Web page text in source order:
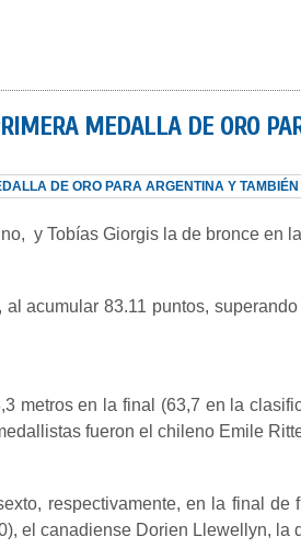
MEDALLA DE ORO
y Tobías Giorgis la de bronce
acumular 83.11 puntos,
metros en la final (63,7 en la
fueron el chileno Emile
respectivamente, en la final
el canadiense Dorien Llewellyn,